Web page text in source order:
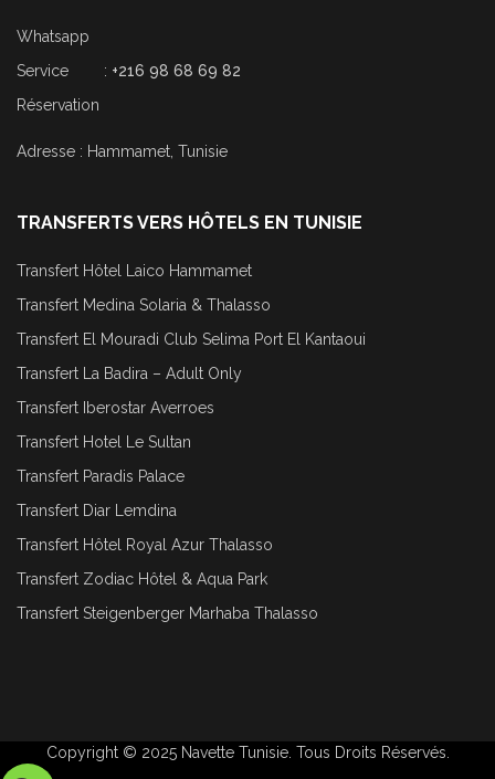
Whatsapp
Service : +216 98 68 69 82
Réservation
Adresse : Hammamet, Tunisie
TRANSFERTS VERS HÔTELS EN TUNISIE
Transfert Hôtel Laico Hammamet
Transfert Medina Solaria & Thalasso
Transfert El Mouradi Club Selima Port El Kantaoui
Transfert La Badira – Adult Only
Transfert Iberostar Averroes
Transfert Hotel Le Sultan
Transfert Paradis Palace
Transfert Diar Lemdina
Transfert Hôtel Royal Azur Thalasso
Transfert Zodiac Hôtel & Aqua Park
Transfert Steigenberger Marhaba Thalasso
Copyright © 2025 Navette Tunisie. Tous Droits Réservés.